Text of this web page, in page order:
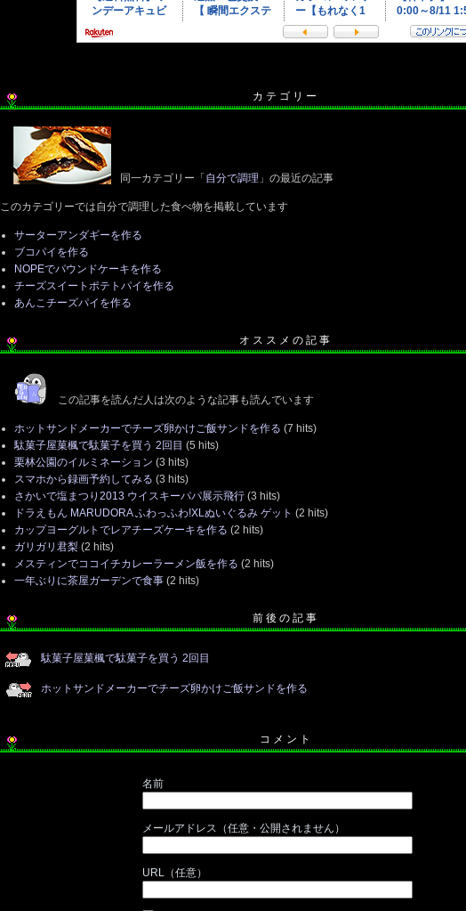
カ テ ゴ リ ー
同一カテゴリー「 自分で調理 」の最近の記事
このカテゴリーでは自分で調理した食べ物を掲載しています
サーターアンダギーを作る
ブコパイを作る
NOPEでパウンドケーキを作る
チーズスイートポテトパイを作る
あんこチーズパイを作る
オ ス ス メ の 記 事
この記事を読んだ人は次のような記事も読んでいます
ホットサンドメーカーでチーズ卵かけご飯サンドを作る (7 hits)
駄菓子屋菓楓で駄菓子を買う 2回目 (5 hits)
栗林公園のイルミネーション (3 hits)
スマホから録画予約してみる (3 hits)
さかいで塩まつり2013 ウイスキーパパ展示飛行 (3 hits)
ドラえもん MARUDORA ふわっふわ!XLぬいぐるみ ゲット (2 hits)
カップヨーグルトでレアチーズケーキを作る (2 hits)
ガリガリ君梨 (2 hits)
メスティンでココイチカレーラーメン飯を作る (2 hits)
一年ぶりに茶屋ガーデンで食事 (2 hits)
前 後 の 記 事
駄菓子屋菓楓で駄菓子を買う 2回目
ホットサンドメーカーでチーズ卵かけご飯サンドを作る
コ メ ン ト
名前
メールアドレス（任意・公開されません）
URL（任意）